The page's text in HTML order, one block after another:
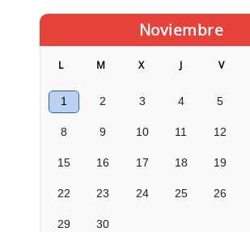
Noviembre
L M X J V
1 2 3 4 5
8 9 10 11 12
15 16 17 18 19
22 23 24 25 26
29 30